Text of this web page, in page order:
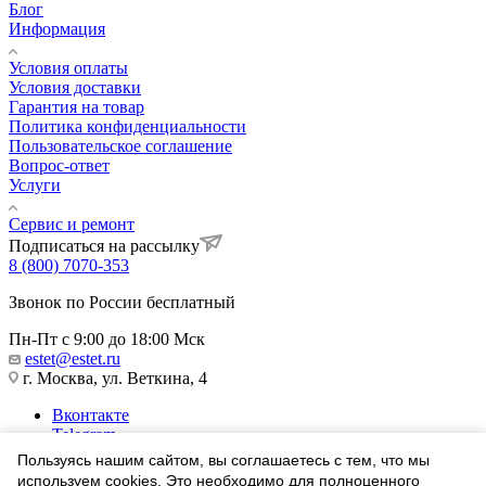
Блог
Информация
Условия оплаты
Условия доставки
Гарантия на товар
Политика конфиденциальности
Пользовательское соглашение
Вопрос-ответ
Услуги
Сервис и ремонт
Подписаться на рассылку
8 (800) 7070-353
Звонок по России бесплатный
Пн-Пт с 9:00 до 18:00 Мск
estet@estet.ru
г. Москва, ул. Веткина, 4
Вконтакте
Telegram
Одноклассники
WhatsApp
Пользуясь нашим сайтом, вы соглашаетесь с тем, что мы
используем cookies. Это необходимо для полноценного